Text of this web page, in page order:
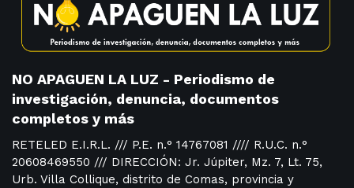
NO APAGUEN LA LUZ - Periodismo de
investigación, denuncia, documentos
completos y más
RETELED E.I.R.L. /// P.E. n.° 14767081 //// R.U.C. n.°
20608469550 /// DIRECCIÓN: Jr. Júpiter, Mz. 7, Lt. 75,
Urb. Villa Collique, distrito de Comas, provincia y